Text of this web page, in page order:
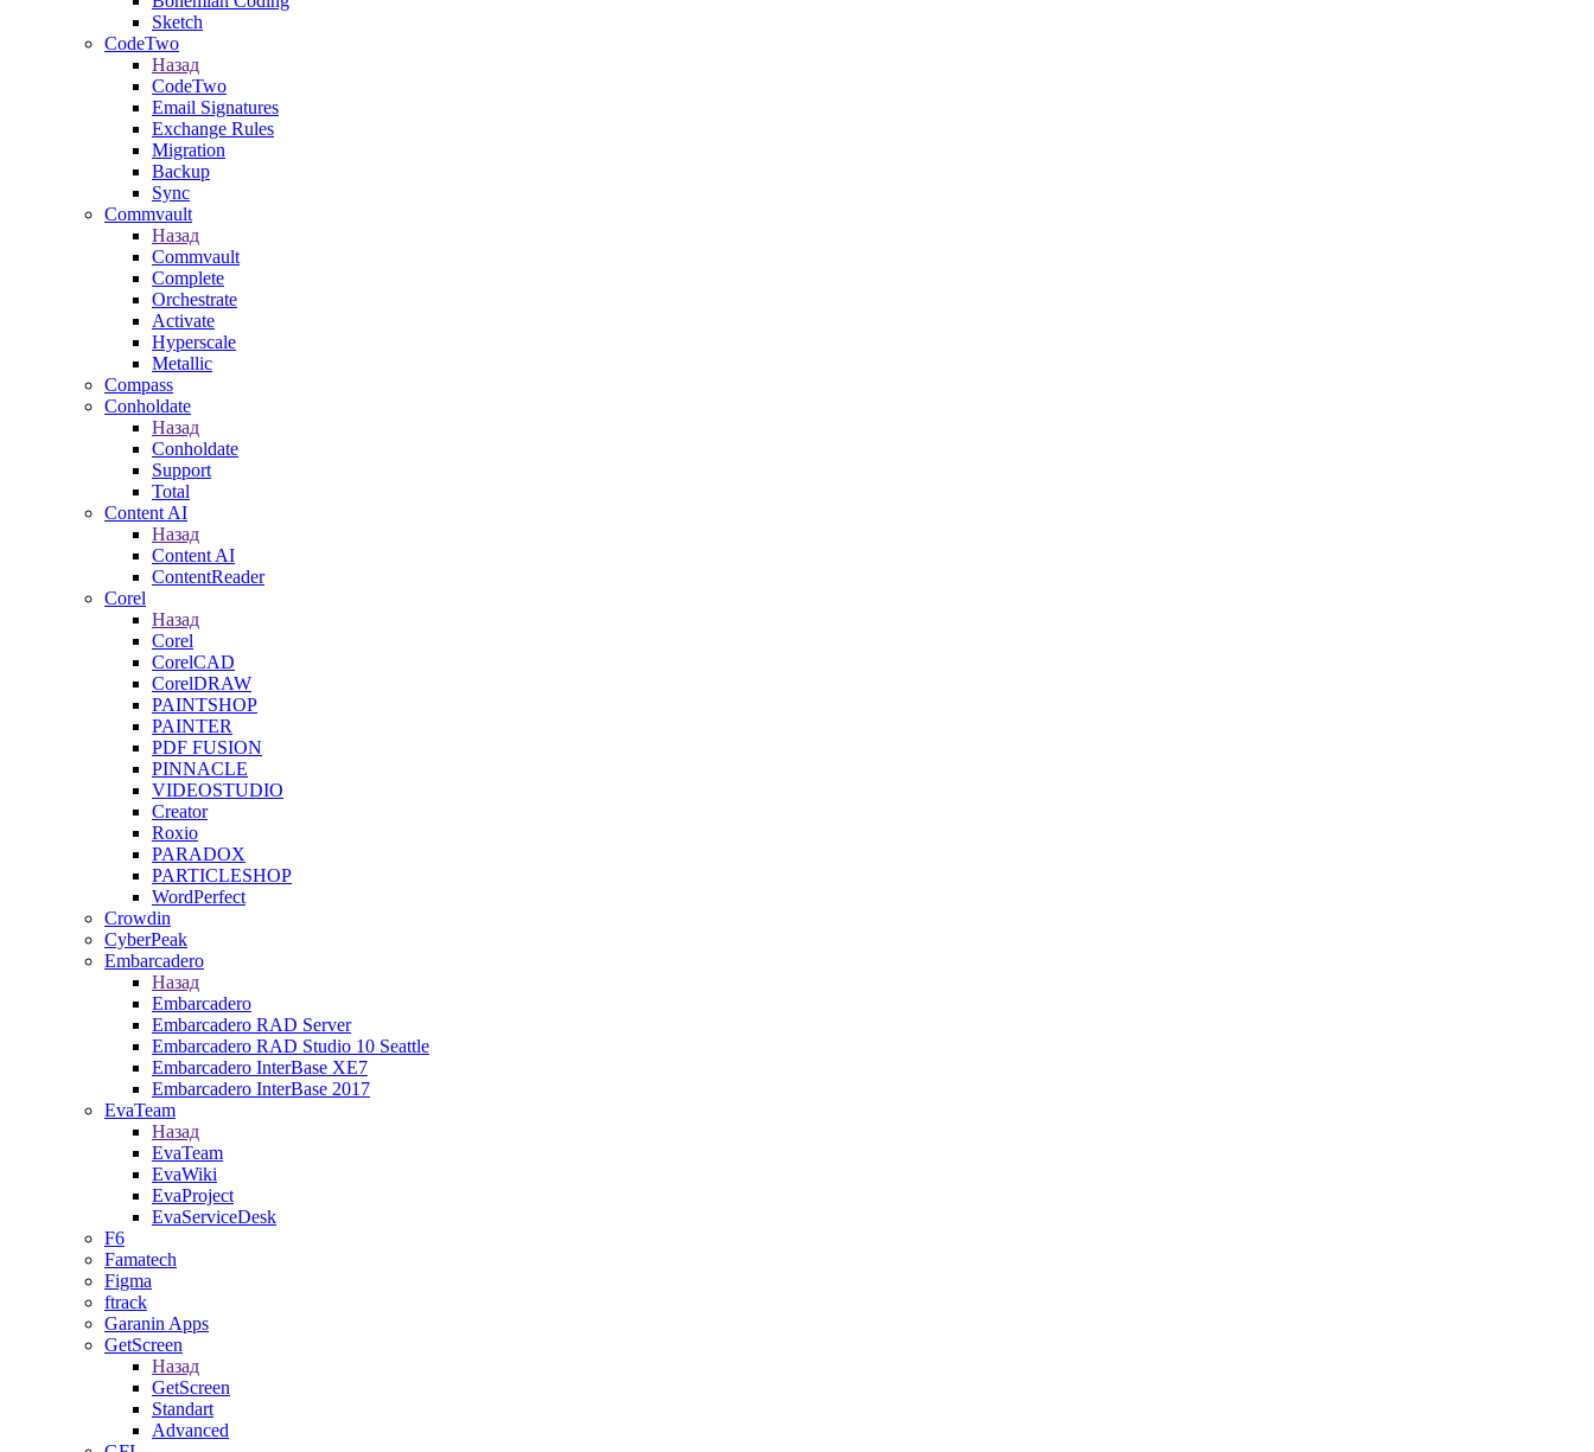
Sketch
CodeTwo
Назад
CodeTwo
Email Signatures
Exchange Rules
Migration
Backup
Sync
Commvault
Назад
Commvault
Complete
Orchestrate
Activate
Hyperscale
Metallic
Compass
Conholdate
Назад
Conholdate
Support
Total
Content AI
Назад
Content AI
ContentReader
Corel
Назад
Corel
CorelCAD
CorelDRAW
PAINTSHOP
PAINTER
PDF FUSION
PINNACLE
VIDEOSTUDIO
Creator
Roxio
PARADOX
PARTICLESHOP
WordPerfect
Crowdin
CyberPeak
Embarcadero
Назад
Embarcadero
Embarcadero RAD Server
Embarcadero RAD Studio 10 Seattle
Embarcadero InterBase XE7
Embarcadero InterBase 2017
EvaTeam
Назад
EvaTeam
EvaWiki
EvaProject
EvaServiceDesk
F6
Famatech
Figma
ftrack
Garanin Apps
GetScreen
Назад
GetScreen
Standart
Advanced